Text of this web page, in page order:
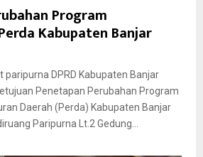
Program
Kabupaten Banjar
paripurna DPRD Kabupaten Banjar
Penetapan Perubahan Program
Daerah (Perda) Kabupaten Banjar
Paripurna Lt.2 Gedung...